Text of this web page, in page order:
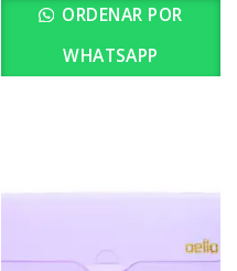
ORDENAR POR
WHATSAPP